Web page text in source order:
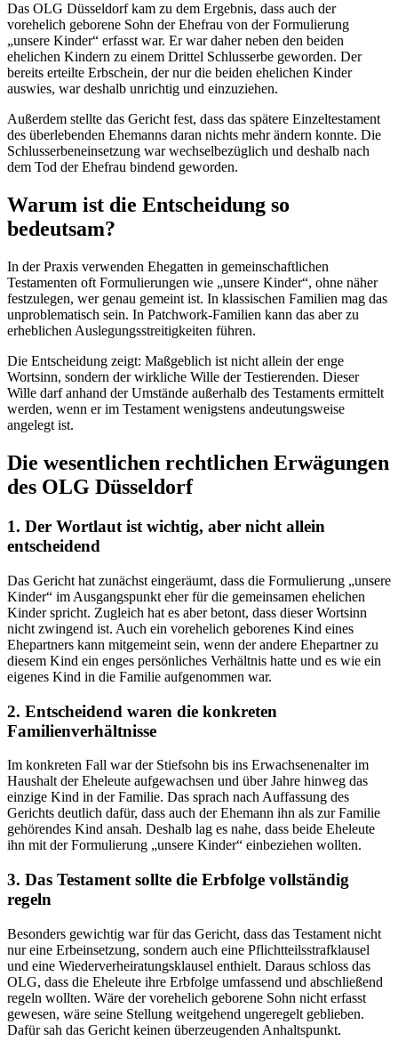
Das OLG Düsseldorf kam zu dem Ergebnis, dass auch der
vorehelich geborene Sohn der Ehefrau von der Formulierung
„unsere Kinder“ erfasst war. Er war daher neben den beiden
ehelichen Kindern zu einem Drittel Schlusserbe geworden. Der
bereits erteilte Erbschein, der nur die beiden ehelichen Kinder
auswies, war deshalb unrichtig und einzuziehen.
Außerdem stellte das Gericht fest, dass das spätere Einzeltestament
des überlebenden Ehemanns daran nichts mehr ändern konnte. Die
Schlusserbeneinsetzung war wechselbezüglich und deshalb nach
dem Tod der Ehefrau bindend geworden.
Warum ist die Entscheidung so
bedeutsam?
In der Praxis verwenden Ehegatten in gemeinschaftlichen
Testamenten oft Formulierungen wie „unsere Kinder“, ohne näher
festzulegen, wer genau gemeint ist. In klassischen Familien mag das
unproblematisch sein. In Patchwork-Familien kann das aber zu
erheblichen Auslegungsstreitigkeiten führen.
Die Entscheidung zeigt: Maßgeblich ist nicht allein der enge
Wortsinn, sondern der wirkliche Wille der Testierenden. Dieser
Wille darf anhand der Umstände außerhalb des Testaments ermittelt
werden, wenn er im Testament wenigstens andeutungsweise
angelegt ist.
Die wesentlichen rechtlichen Erwägungen
des OLG Düsseldorf
1. Der Wortlaut ist wichtig, aber nicht allein
entscheidend
Das Gericht hat zunächst eingeräumt, dass die Formulierung „unsere
Kinder“ im Ausgangspunkt eher für die gemeinsamen ehelichen
Kinder spricht. Zugleich hat es aber betont, dass dieser Wortsinn
nicht zwingend ist. Auch ein vorehelich geborenes Kind eines
Ehepartners kann mitgemeint sein, wenn der andere Ehepartner zu
diesem Kind ein enges persönliches Verhältnis hatte und es wie ein
eigenes Kind in die Familie aufgenommen war.
2. Entscheidend waren die konkreten
Familienverhältnisse
Im konkreten Fall war der Stiefsohn bis ins Erwachsenenalter im
Haushalt der Eheleute aufgewachsen und über Jahre hinweg das
einzige Kind in der Familie. Das sprach nach Auffassung des
Gerichts deutlich dafür, dass auch der Ehemann ihn als zur Familie
gehörendes Kind ansah. Deshalb lag es nahe, dass beide Eheleute
ihn mit der Formulierung „unsere Kinder“ einbeziehen wollten.
3. Das Testament sollte die Erbfolge vollständig
regeln
Besonders gewichtig war für das Gericht, dass das Testament nicht
nur eine Erbeinsetzung, sondern auch eine Pflichtteilsstrafklausel
und eine Wiederverheiratungsklausel enthielt. Daraus schloss das
OLG, dass die Eheleute ihre Erbfolge umfassend und abschließend
regeln wollten. Wäre der vorehelich geborene Sohn nicht erfasst
gewesen, wäre seine Stellung weitgehend ungeregelt geblieben.
Dafür sah das Gericht keinen überzeugenden Anhaltspunkt.